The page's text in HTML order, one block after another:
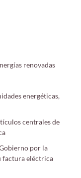
renovadas
energéticas,
centrales de
por la
factura eléctrica